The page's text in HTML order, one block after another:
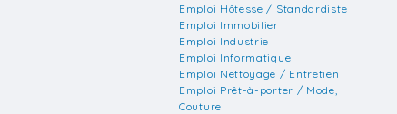
Emploi Hôtesse / Standardiste
Emploi Immobilier
Emploi Industrie
Emploi Informatique
Emploi Nettoyage / Entretien
Emploi Prêt-à-porter / Mode,
Couture